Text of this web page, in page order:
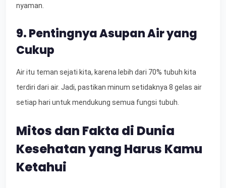
nyaman.
9. Pentingnya Asupan Air yang
Cukup
Air itu teman sejati kita, karena lebih dari 70% tubuh kita
terdiri dari air. Jadi, pastikan minum setidaknya 8 gelas air
setiap hari untuk mendukung semua fungsi tubuh.
Mitos dan Fakta di Dunia
Kesehatan yang Harus Kamu
Ketahui